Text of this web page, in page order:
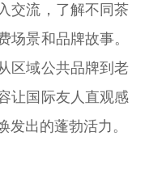
交流，了解不同茶
场景和品牌故事。
区域公共品牌到老
让国际友人直观感
出的蓬勃活力。